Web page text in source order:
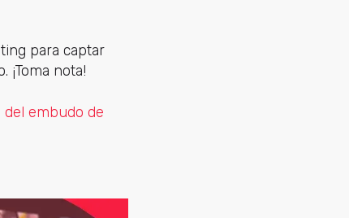
para captar
nota!
del embudo de